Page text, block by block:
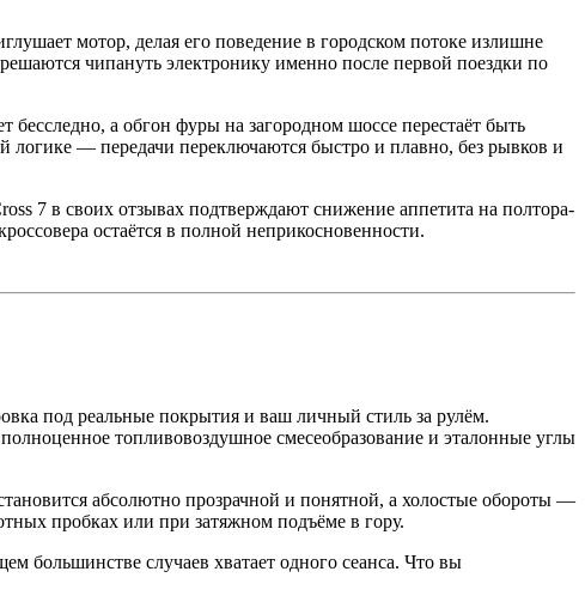
мотор, делая его поведение в городском потоке излишне
чипануть электронику именно после первой поездки по
бесследно, а обгон фуры на загородном шоссе перестаёт быть
логике — передачи переключаются быстро и плавно, без рывков и
7 в своих отзывах подтверждают снижение аппетита на полтора-
остаётся в полной неприкосновенности.
под реальные покрытия и ваш личный стиль за рулём.
топливовоздушное смесеобразование и эталонные углы
абсолютно прозрачной и понятной, а холостые обороты —
пробках или при затяжном подъёме в гору.
большинстве случаев хватает одного сеанса. Что вы